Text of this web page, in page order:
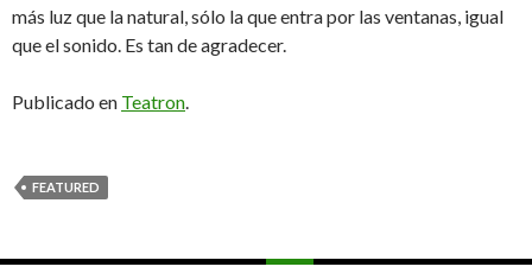
más luz que la natural, sólo la que entra por las ventanas, igual
que el sonido. Es tan de agradecer.
Publicado en Teatron
FEATURED